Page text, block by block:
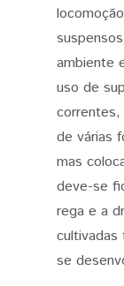
ambiente
uso de
de várias
mas
deve-se
rega e a
cultivadas
se